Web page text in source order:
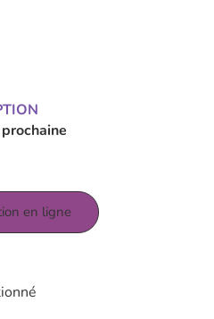
en ligne